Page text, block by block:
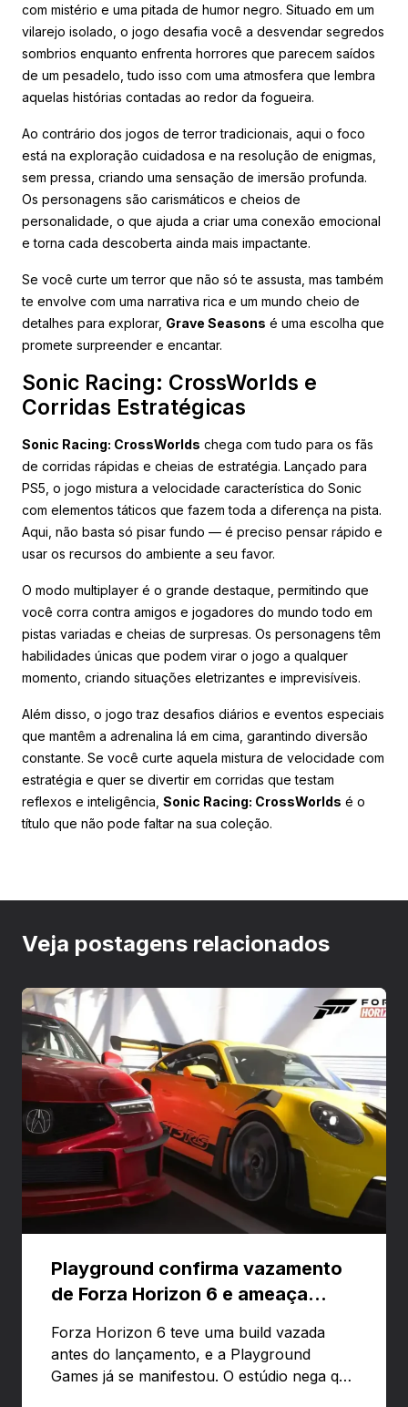
com mistério e uma pitada de humor negro. Situado em um
vilarejo isolado, o jogo desafia você a desvendar segredos
sombrios enquanto enfrenta horrores que parecem saídos
de um pesadelo, tudo isso com uma atmosfera que lembra
aquelas histórias contadas ao redor da fogueira.
Ao contrário dos jogos de terror tradicionais, aqui o foco
está na exploração cuidadosa e na resolução de enigmas,
sem pressa, criando uma sensação de imersão profunda.
Os personagens são carismáticos e cheios de
personalidade, o que ajuda a criar uma conexão emocional
e torna cada descoberta ainda mais impactante.
Se você curte um terror que não só te assusta, mas também
te envolve com uma narrativa rica e um mundo cheio de
detalhes para explorar, Grave Seasons é uma escolha que
promete surpreender e encantar.
Sonic Racing: CrossWorlds e
Corridas Estratégicas
Sonic Racing: CrossWorlds chega com tudo para os fãs
de corridas rápidas e cheias de estratégia. Lançado para
PS5, o jogo mistura a velocidade característica do Sonic
com elementos táticos que fazem toda a diferença na pista.
Aqui, não basta só pisar fundo — é preciso pensar rápido e
usar os recursos do ambiente a seu favor.
O modo multiplayer é o grande destaque, permitindo que
você corra contra amigos e jogadores do mundo todo em
pistas variadas e cheias de surpresas. Os personagens têm
habilidades únicas que podem virar o jogo a qualquer
momento, criando situações eletrizantes e imprevisíveis.
Além disso, o jogo traz desafios diários e eventos especiais
que mantêm a adrenalina lá em cima, garantindo diversão
constante. Se você curte aquela mistura de velocidade com
estratégia e quer se divertir em corridas que testam
reflexos e inteligência, Sonic Racing: CrossWorlds é o
título que não pode faltar na sua coleção.
Veja postagens relacionados
Playground confirma vazamento
de Forza Horizon 6 e ameaça
Forza Horizon 6 teve uma build vazada
antes do lançamento, e a Playground
Games já se manifestou. O estúdio nega que